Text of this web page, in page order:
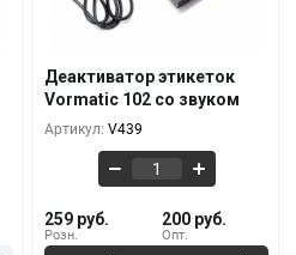
Деактиватор этикеток
Vormatic 102 со звуком
Артикул: V439
Розн.
259 руб.
Опт.
200 руб.
5+ 240 руб.